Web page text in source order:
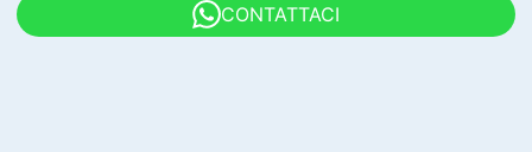
CONTATTACI